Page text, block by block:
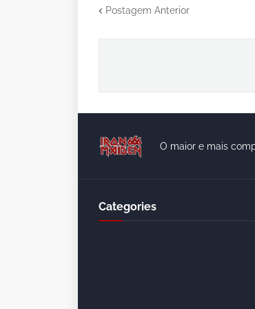
Postagem Anterior
O maior e mais
Categories